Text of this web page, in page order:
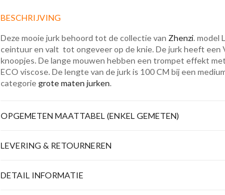
BESCHRIJVING
Deze mooie jurk behoord tot de collectie van Zhenzi. model
ceintuur en valt tot ongeveer op de knie. De jurk heeft een
knoopjes. De lange mouwen hebben een trompet effekt
ECO viscose. De lengte van de jurk is 100 CM bij een
categoriegrote maten jurken.
OPGEMETEN MAATTABEL (ENKEL GEMETEN)
LEVERING & RETOURNEREN
DETAIL INFORMATIE